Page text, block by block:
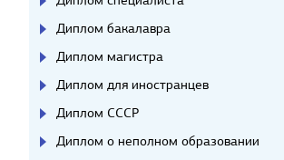
Диплом бакалавра
Диплом магистра
Диплом для иностранцев
Диплом СССР
Диплом о неполном образовании